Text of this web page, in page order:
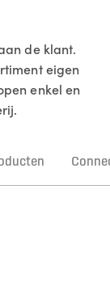
de klant.
eigen
enkel en